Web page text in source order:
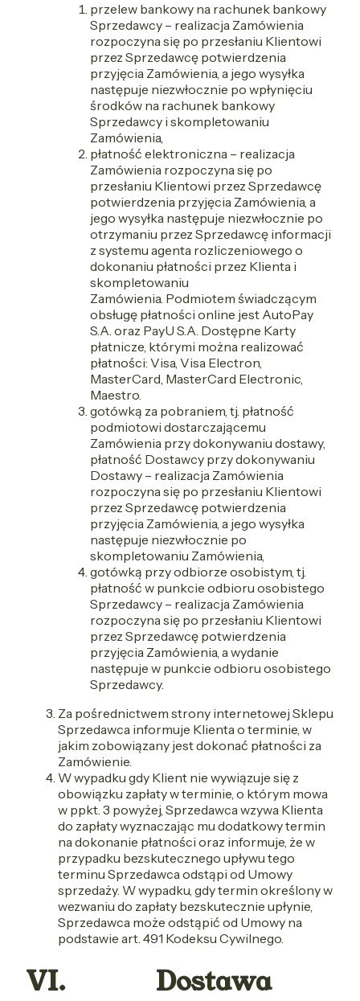
przelew bankowy na rachunek bankowy
Sprzedawcy – realizacja Zamówienia
rozpoczyna się po przesłaniu Klientowi
przez Sprzedawcę potwierdzenia
przyjęcia Zamówienia, a jego wysyłka
następuje niezwłocznie po wpłynięciu
środków na rachunek bankowy
Sprzedawcy i skompletowaniu
Zamówienia,
płatność elektroniczna – realizacja
Zamówienia rozpoczyna się po
przesłaniu Klientowi przez Sprzedawcę
potwierdzenia przyjęcia Zamówienia, a
jego wysyłka następuje niezwłocznie po
otrzymaniu przez Sprzedawcę informacji
z systemu agenta rozliczeniowego o
dokonaniu płatności przez Klienta i
skompletowaniu
Zamówienia. Podmiotem świadczącym
obsługę płatności online jest AutoPay
S.A. oraz PayU S.A. Dostępne Karty
płatnicze, którymi można realizować
płatności: Visa, Visa Electron,
MasterCard, MasterCard Electronic,
Maestro.
gotówką za pobraniem, tj. płatność
podmiotowi dostarczającemu
Zamówienia przy dokonywaniu dostawy,
płatność Dostawcy przy dokonywaniu
Dostawy – realizacja Zamówienia
rozpoczyna się po przesłaniu Klientowi
przez Sprzedawcę potwierdzenia
przyjęcia Zamówienia, a jego wysyłka
następuje niezwłocznie po
skompletowaniu Zamówienia,
gotówką przy odbiorze osobistym, tj.
płatność w punkcie odbioru osobistego
Sprzedawcy – realizacja Zamówienia
rozpoczyna się po przesłaniu Klientowi
przez Sprzedawcę potwierdzenia
przyjęcia Zamówienia, a wydanie
następuje w punkcie odbioru osobistego
Sprzedawcy.
Za pośrednictwem strony internetowej Sklepu
Sprzedawca informuje Klienta o terminie, w
jakim zobowiązany jest dokonać płatności za
Zamówienie.
W wypadku gdy Klient nie wywiązuje się z
obowiązku zapłaty w terminie, o którym mowa
w ppkt. 3 powyżej, Sprzedawca wzywa Klienta
do zapłaty wyznaczając mu dodatkowy termin
na dokonanie płatności oraz informuje, że w
przypadku bezskutecznego upływu tego
terminu Sprzedawca odstąpi od Umowy
sprzedaży. W wypadku, gdy termin określony w
wezwaniu do zapłaty bezskutecznie upłynie,
Sprzedawca może odstąpić od Umowy na
podstawie art. 491 Kodeksu Cywilnego.
VI. Dostawa